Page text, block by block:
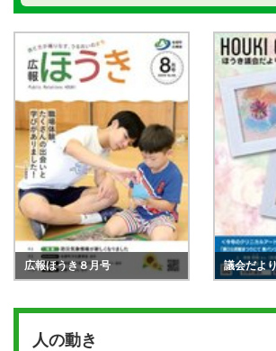
広報ほうき８月号 議会だよ
人の動き